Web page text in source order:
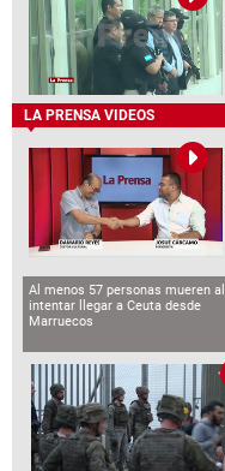
LA PRENSA VIDEOS
Al menos 57 personas mueren al
intentar llegar a Ceuta desde
Marruecos